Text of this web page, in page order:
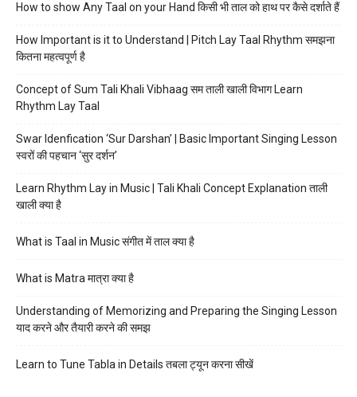
How to show Any Taal on your Hand किसी भी ताल को हाथ पर कैसे दर्शाते हैं
How Important is it to Understand | Pitch Lay Taal Rhythm समझना
कितना महत्वपूर्ण है
Concept of Sum Tali Khali Vibhaag सम ताली खाली विभाग Learn
Rhythm Lay Taal
Swar Idenfication ‘Sur Darshan’ | Basic Important Singing Lesson
स्वरों की पहचान ‘सुर दर्शन’
Learn Rhythm Lay in Music | Tali Khali Concept Explanation ताली
खाली क्या है
What is Taal in Music संगीत में ताल क्या है
What is Matra मात्रा क्या है
Understanding of Memorizing and Preparing the Singing Lesson
याद करने और तैयारी करने की समझ
Learn to Tune Tabla in Details तबला ट्यून करना सीखें